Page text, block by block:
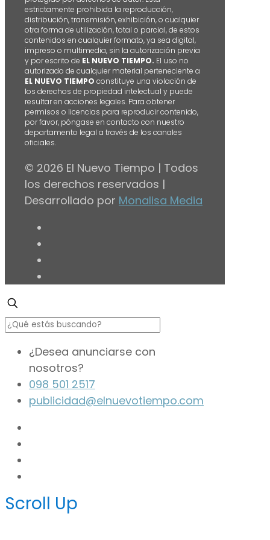
estrictamente prohibida la reproducción,
distribución, transmisión, exhibición, o cualquier
otra forma de utilización, total o parcial, de estos
contenidos en cualquier formato, ya sea digital,
impreso o multimedia, sin la autorización previa
y por escrito de EL NUEVO TIEMPO. El uso no
autorizado de cualquier material perteneciente a
EL NUEVO TIEMPO constituye una violación de
los derechos de propiedad intelectual y puede
resultar en acciones legales. Para obtener
permisos o licencias para reproducir contenido,
por favor, póngase en contacto con nuestro
departamento legal a través de los canales
oficiales.
© 2026 El Nuevo Tiempo | Todos
los derechos reservados |
Desarrollado por Monalisa Media
¿Desea anunciarse con
nosotros?
098 501 2517
publicidad@elnuevotiempo.com
Scroll Up